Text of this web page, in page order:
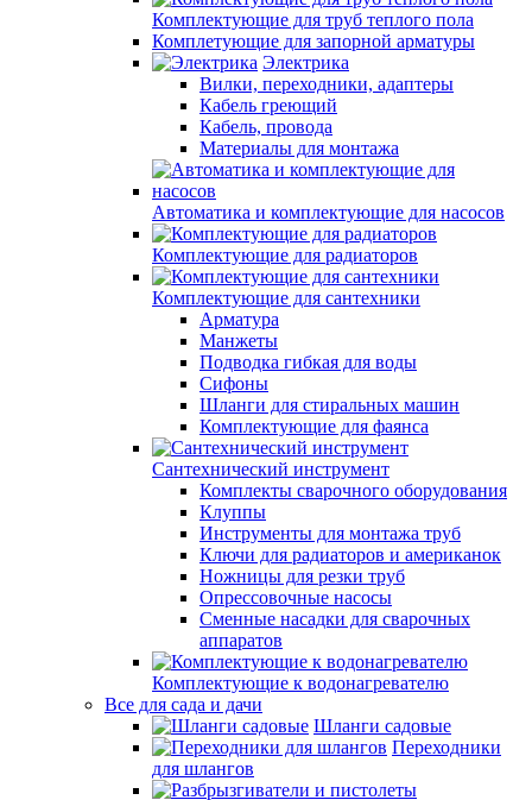
Комплектующие для труб теплого пола
Комплетующие для запорной арматуры
Электрика
Вилки, переходники, адаптеры
Кабель греющий
Кабель, провода
Материалы для монтажа
Автоматика и комплектующие для насосов
Комплектующие для радиаторов
Комплектующие для сантехники
Арматура
Манжеты
Подводка гибкая для воды
Сифоны
Шланги для стиральных машин
Комплектующие для фаянса
Сантехнический инструмент
Комплекты сварочного оборудования
Клуппы
Инструменты для монтажа труб
Ключи для радиаторов и американок
Ножницы для резки труб
Опрессовочные насосы
Сменные насадки для сварочных
аппаратов
Комплектующие к водонагревателю
Все для сада и дачи
Шланги садовые
Переходники
для шлангов